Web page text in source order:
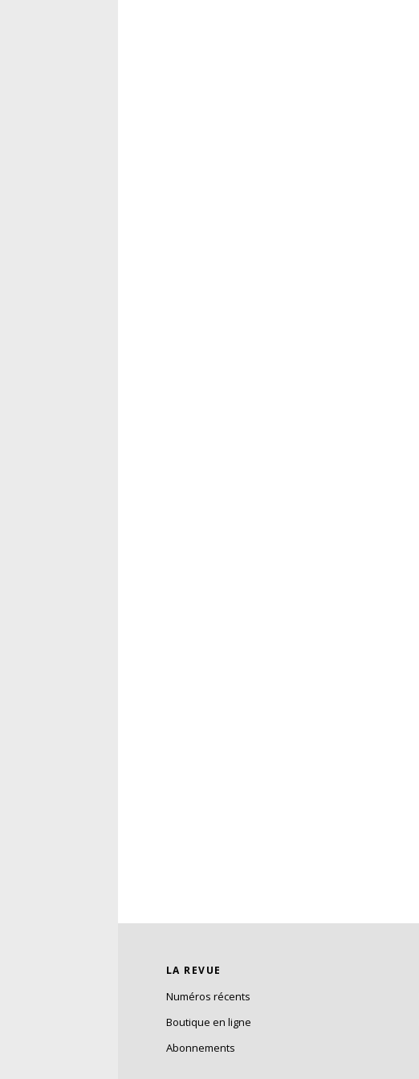
LA REVUE
Numéros récents
Boutique en ligne
Abonnements